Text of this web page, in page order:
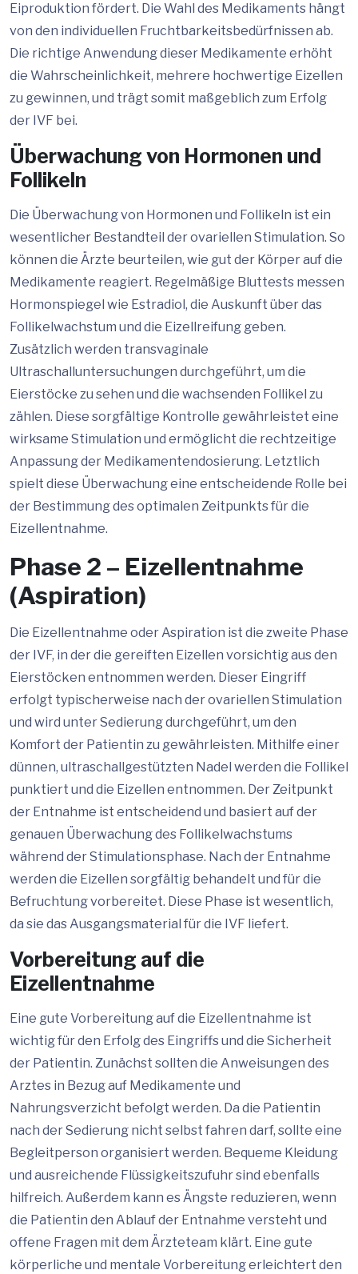
Eiproduktion fördert. Die Wahl des Medikaments hängt
von den individuellen Fruchtbarkeitsbedürfnissen ab.
Die richtige Anwendung dieser Medikamente erhöht
die Wahrscheinlichkeit, mehrere hochwertige Eizellen
zu gewinnen, und trägt somit maßgeblich zum Erfolg
der IVF bei.
Überwachung von Hormonen und
Follikeln
Die Überwachung von Hormonen und Follikeln ist ein
wesentlicher Bestandteil der ovariellen Stimulation. So
können die Ärzte beurteilen, wie gut der Körper auf die
Medikamente reagiert. Regelmäßige Bluttests messen
Hormonspiegel wie Estradiol, die Auskunft über das
Follikelwachstum und die Eizellreifung geben.
Zusätzlich werden transvaginale
Ultraschalluntersuchungen durchgeführt, um die
Eierstöcke zu sehen und die wachsenden Follikel zu
zählen. Diese sorgfältige Kontrolle gewährleistet eine
wirksame Stimulation und ermöglicht die rechtzeitige
Anpassung der Medikamentendosierung. Letztlich
spielt diese Überwachung eine entscheidende Rolle bei
der Bestimmung des optimalen Zeitpunkts für die
Eizellentnahme.
Phase 2 – Eizellentnahme
(Aspiration)
Die Eizellentnahme oder Aspiration ist die zweite Phase
der IVF, in der die gereiften Eizellen vorsichtig aus den
Eierstöcken entnommen werden. Dieser Eingriff
erfolgt typischerweise nach der ovariellen Stimulation
und wird unter Sedierung durchgeführt, um den
Komfort der Patientin zu gewährleisten. Mithilfe einer
dünnen, ultraschallgestützten Nadel werden die Follikel
punktiert und die Eizellen entnommen. Der Zeitpunkt
der Entnahme ist entscheidend und basiert auf der
genauen Überwachung des Follikelwachstums
während der Stimulationsphase. Nach der Entnahme
werden die Eizellen sorgfältig behandelt und für die
Befruchtung vorbereitet. Diese Phase ist wesentlich,
da sie das Ausgangsmaterial für die IVF liefert.
Vorbereitung auf die
Eizellentnahme
Eine gute Vorbereitung auf die Eizellentnahme ist
wichtig für den Erfolg des Eingriffs und die Sicherheit
der Patientin. Zunächst sollten die Anweisungen des
Arztes in Bezug auf Medikamente und
Nahrungsverzicht befolgt werden. Da die Patientin
nach der Sedierung nicht selbst fahren darf, sollte eine
Begleitperson organisiert werden. Bequeme Kleidung
und ausreichende Flüssigkeitszufuhr sind ebenfalls
hilfreich. Außerdem kann es Ängste reduzieren, wenn
die Patientin den Ablauf der Entnahme versteht und
offene Fragen mit dem Ärzteteam klärt. Eine gute
körperliche und mentale Vorbereitung erleichtert den